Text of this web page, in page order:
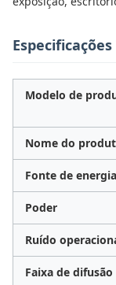
Modelo de
Nome do
Fonte de energia
Poder
Ruído
Faixa de difusão